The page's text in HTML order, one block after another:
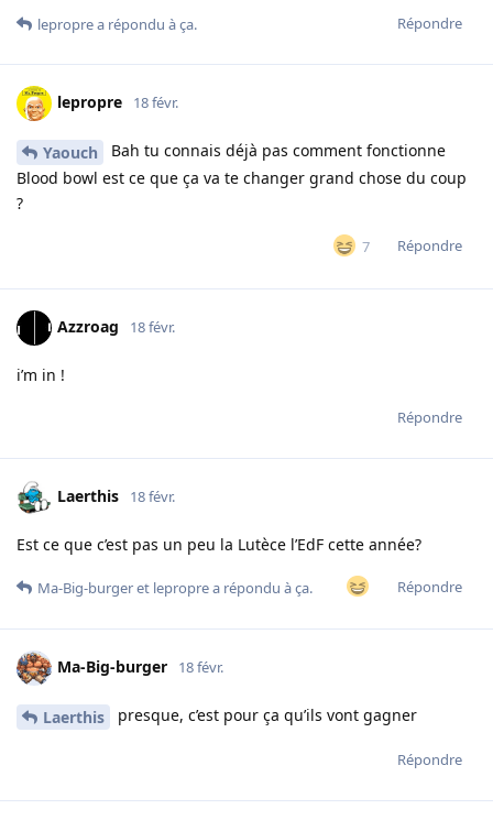
Répondre
leproprea répondu à ça.
lepropre 18 févr.
Yaouch
Bah tu connais déjà pas comment fonctionne
Blood bowl est ce que ça va te changer grand chose du coup
?
7 Répondre
Azzroag 18 févr.
i’m in !
Répondre
Laerthis 18 févr.
Est ce que c’est pas un peu la Lutèce l’EdF cette année?
Répondre
Ma-Big-burgeret leproprea répondu à ça.
Ma-Big-burger 18 févr.
Laerthis presque, c’est pour ça qu’ils vont gagner
Répondre